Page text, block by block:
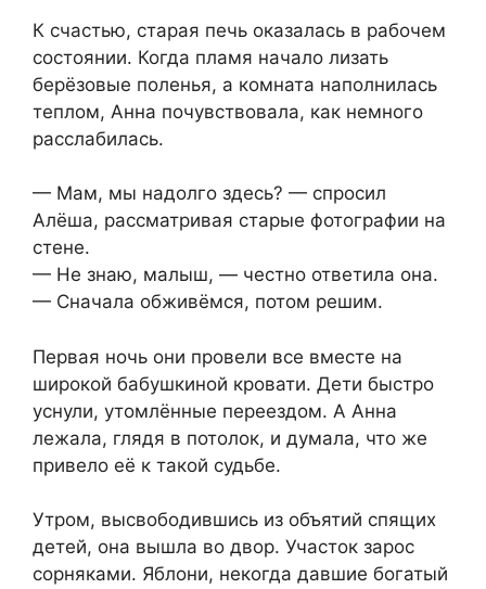
К счастью, старая печь оказалась в рабочем
состоянии. Когда пламя начало лизать
берёзовые поленья, а комната наполнилась
теплом, Анна почувствовала, как немного
расслабилась.
— Мам, мы надолго здесь? — спросил
Алёша, рассматривая старые фотографии на
стене.
— Не знаю, малыш, — честно ответила она.
— Сначала обживёмся, потом решим.
Первая ночь они провели все вместе на
широкой бабушкиной кровати. Дети быстро
уснули, утомлённые переездом. А Анна
лежала, глядя в потолок, и думала, что же
привело её к такой судьбе.
Утром, высвободившись из объятий спящих
детей, она вышла во двор. Участок зарос
сорняками. Яблони, некогда давшие богатый